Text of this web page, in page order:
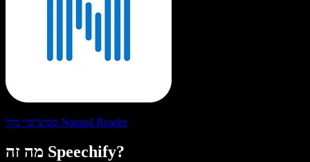
ספיצ'יפיי מול Natural Reader
מה זה Speechify?